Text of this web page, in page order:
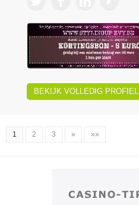
BEKIJK VOLLEDIG PROFIEL
1 2 3 » »»